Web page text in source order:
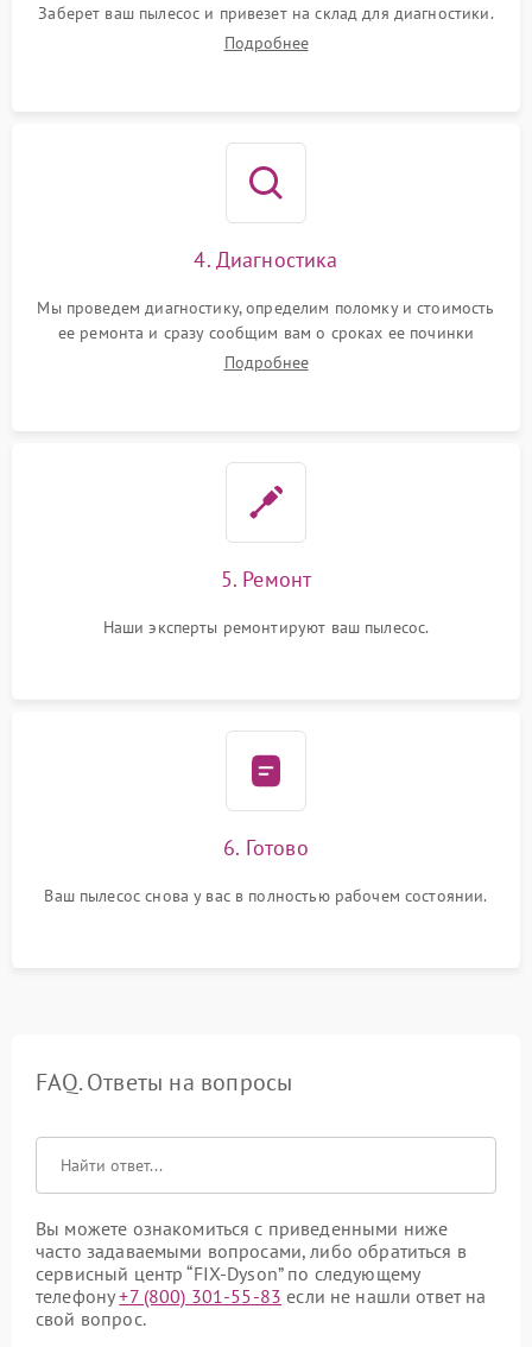
Заберет ваш пылесос и привезет на склад для диагностики.
Подробнее
4. Диагностика
Мы проведем диагностику, определим поломку и стоимость
ее ремонта и сразу сообщим вам о сроках ее починки
Подробнее
5. Ремонт
Наши эксперты ремонтируют ваш пылесос.
6. Готово
Ваш пылесос снова у вас в полностью рабочем состоянии.
FAQ. Ответы на вопросы
Вы можете ознакомиться с приведенными ниже
часто задаваемыми вопросами, либо обратиться в
сервисный центр “FIX-Dyson” по следующему
телефону+7 (800) 301-55-83 если не нашли ответ на
свой вопрос.